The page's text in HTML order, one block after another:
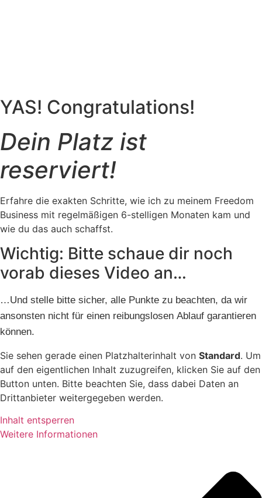
YAS! Congratulations!
Dein Platz ist
reserviert!
Erfahre die exakten Schritte, wie ich zu meinem Freedom
Business mit regelmäßigen 6-stelligen Monaten kam und
wie du das auch schaffst.
Wichtig: Bitte schaue dir noch
vorab dieses Video an…
…Und stelle bitte sicher, alle Punkte zu beachten, da wir
ansonsten nicht für einen reibungslosen Ablauf garantieren
können.
Sie sehen gerade einen Platzhalterinhalt von Standard. Um
auf den eigentlichen Inhalt zuzugreifen, klicken Sie auf den
Button unten. Bitte beachten Sie, dass dabei Daten an
Drittanbieter weitergegeben werden.
Inhalt entsperren
Weitere Informationen